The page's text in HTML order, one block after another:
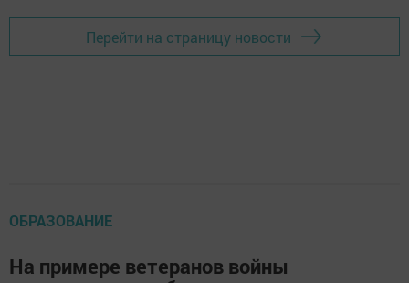
Перейти на страницу новости
ОБРАЗОВАНИЕ
На примере ветеранов войны